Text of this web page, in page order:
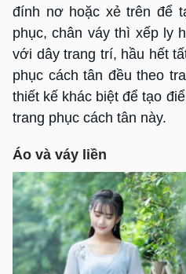
đính nơ hoặc xẻ trên để
phục, chân váy thì xếp ly
với dây trang trí, hầu hết
phục cách tân đều theo
thiết kế khác biệt để tạo
trang phục cách tân này.
Áo và váy liền